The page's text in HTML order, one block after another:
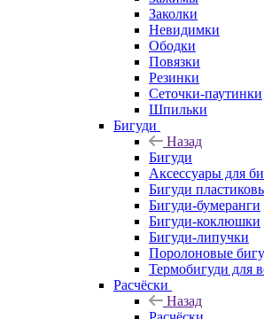
Заколки
Невидимки
Ободки
Повязки
Резинки
Сеточки-паутинки
Шпильки
Бигуди
Назад
Бигуди
Аксессуары для
Бигуди
Бигуди-бумеранги
Бигуди-коклюшки
Бигуди-липучки
Поролоновые
Термобигуди для
Расчёски
Назад